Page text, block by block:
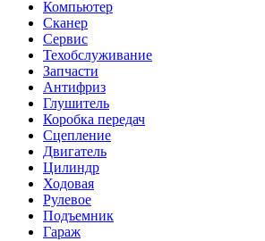
Компьютер
Сканер
Сервис
Техобслуживание
Запчасти
Антифриз
Глушитель
Коробка передач
Сцепление
Двигатель
Цилиндр
Ходовая
Рулевое
Подъемник
Гараж